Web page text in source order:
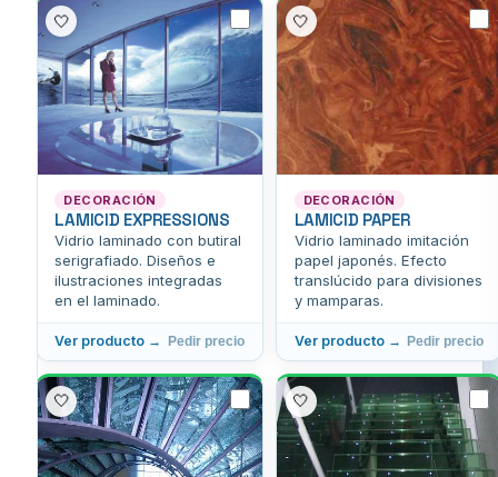
DECORACIÓN
LAMICID EXPRESSIONS
Vidrio laminado con butiral
serigrafiado. Diseños e
ilustraciones integradas
en el laminado.
Ver producto → Pedir precio
🤍
DECORACIÓN
LAMICID PAPER
Vidrio laminado imitación
papel japonés. Efecto
translúcido para divisiones
y mamparas.
Ver producto → Pedir precio
🤍
🤍 🤍